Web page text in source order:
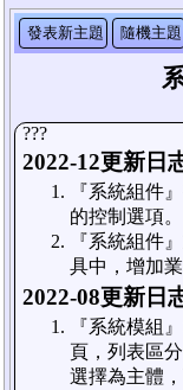
發表新主題 隨機主題
???
2022-12更新日
『系統組件
的控制選項。
『系統組件
具中，增加
2022-08更新日
『系統模組
頁，列表區
選擇為主體